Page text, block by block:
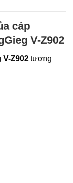
cáp
V-Z902
V-Z902 tương